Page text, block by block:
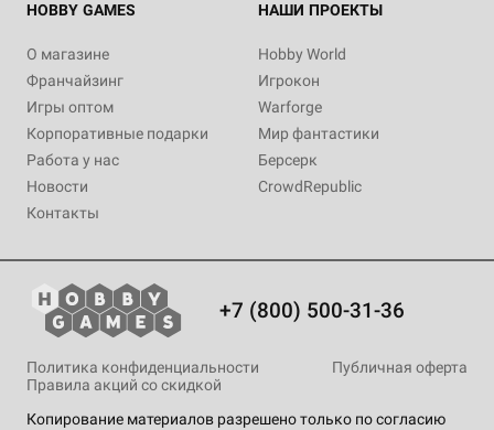
HOBBY GAMES
О магазине
Франчайзинг
Игры оптом
Корпоративные подарки
Работа у нас
Новости
Контакты
НАШИ ПРОЕКТЫ
Hobby World
Игрокон
Warforge
Мир фантастики
Берсерк
CrowdRepublic
+7 (800) 500-31-36
Копирование материалов разрешено только по согласию
Политика конфиденциальности
Публичная оферта
Правила акций со скидкой